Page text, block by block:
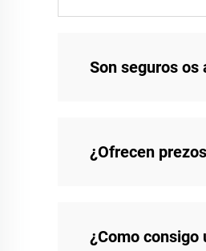
Son seguros os
¿Ofrecen
¿Como consigo